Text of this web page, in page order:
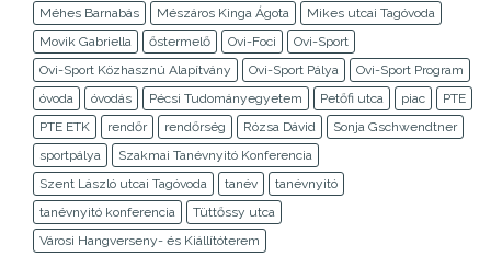
Méhes Barnabás
Mészáros Kinga Ágota
Mikes utcai Tagóvoda
Movik Gabriella
őstermelő Ovi-Foci
Ovi-Sport
Ovi-Sport Közhasznú Alapítvány
Ovi-Sport Pálya
Ovi-Sport Program
óvoda
óvodás Pécsi Tudományegyetem Petőfi utca piac
PTE
PTE ETK
rendőr rendőrség Rózsa Dávid
Sonja Gschwendtner
sportpálya
Szakmai Tanévnyitó Konferencia
Szent László utcai Tagóvoda
tanév
tanévnyitó
tanévnyitó konferencia
Tüttőssy utca
Városi Hangverseny- és Kiállítóterem